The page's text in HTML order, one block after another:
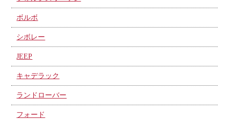
ボルボ
シボレー
JEEP
キャデラック
ランドローバー
フォード